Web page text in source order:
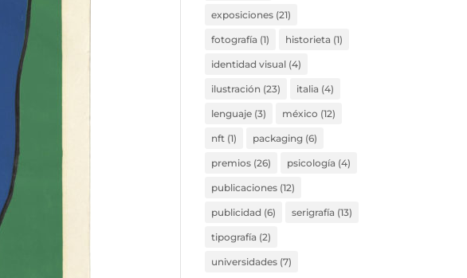
exposiciones (21)
fotografía (1) historieta (1)
identidad visual (4)
ilustración (23) italia (4)
lenguaje (3) méxico (12)
nft (1) packaging (6)
premios (26) psicología (4)
publicaciones (12)
publicidad (6) serigrafía (13)
tipografía (2)
universidades (7)